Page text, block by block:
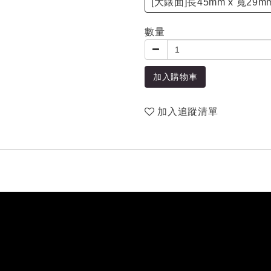
[大錶面]長45mm x 寬
數量
加入購物車
加入追蹤清單